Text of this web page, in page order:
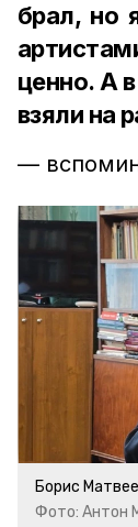
брал, но
ценно. А
взяли на
—
Борис
Фото: Антон